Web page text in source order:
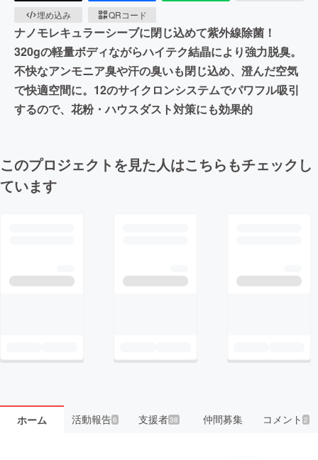
埋め込み
QRコード
ナノモレキュラーシーブに閉じ込めて紫外線除菌！
320gの軽量ボディながらハイテク結晶により強力脱臭。
不快なアンモニア臭や汗の臭いも閉じ込め、澄んだ空気
で快適空間に。12のサイクロンシステムでパワフル吸引
するので、花粉・ハウスダスト対策にも効果的
このプロジェクトを見た人はこちらもチェックし
ています
ホーム 活動報告6 支援者38 仲間募集 コメント 2